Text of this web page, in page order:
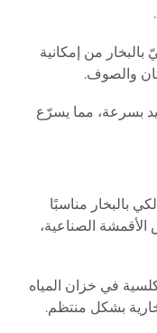
بالبخار من إمكانية
والصوف.
بسرعة، مما يسرّع
بالبخار مناسبًا
الصناعية،
في خزان المياه
بشكل منتظم.